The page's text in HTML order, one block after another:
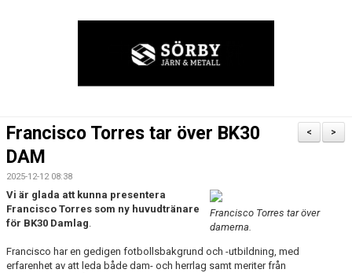
MATCHER
KONTAKT
>
<
Francisco Torres tar över BK30
DAM
2025-12-12 08:38
Francisco Torres tar över
damerna.
Vi är glada att kunna presentera
Francisco Torres som ny huvudtränare
för BK30 Damlag.
Francisco har en gedigen fotbollsbakgrund och -utbildning, med
erfarenhet av att leda både dam- och herrlag samt meriter från